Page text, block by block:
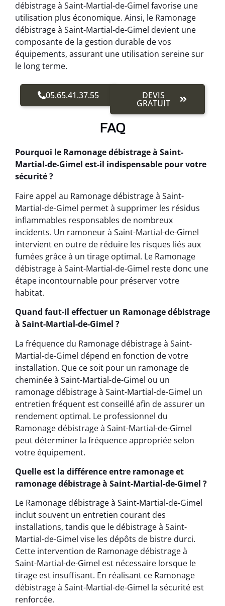
débistrage à Saint-Martial-de-Gimel favorise une
utilisation plus économique. Ainsi, le Ramonage
débistrage à Saint-Martial-de-Gimel devient une
composante de la gestion durable de vos
équipements, assurant une utilisation sereine sur
le long terme.
05.65.41.37.55 DEVIS
GRATUIT
FAQ
Pourquoi le Ramonage débistrage à Saint-
Martial-de-Gimel est-il indispensable pour votre
sécurité ?
Faire appel au Ramonage débistrage à Saint-
Martial-de-Gimel permet à supprimer les résidus
inflammables responsables de nombreux
incidents. Un ramoneur à Saint-Martial-de-Gimel
intervient en outre de réduire les risques liés aux
fumées grâce à un tirage optimal. Le Ramonage
débistrage à Saint-Martial-de-Gimel reste donc une
étape incontournable pour préserver votre
habitat.
Quand faut-il effectuer un Ramonage débistrage
à Saint-Martial-de-Gimel ?
La fréquence du Ramonage débistrage à Saint-
Martial-de-Gimel dépend en fonction de votre
installation. Que ce soit pour un ramonage de
cheminée à Saint-Martial-de-Gimel ou un
ramonage débistrage à Saint-Martial-de-Gimel un
entretien fréquent est conseillé afin de assurer un
rendement optimal. Le professionnel du
Ramonage débistrage à Saint-Martial-de-Gimel
peut déterminer la fréquence appropriée selon
votre équipement.
Quelle est la différence entre ramonage et
ramonage débistrage à Saint-Martial-de-Gimel ?
Le Ramonage débistrage à Saint-Martial-de-Gimel
inclut souvent un entretien courant des
installations, tandis que le débistrage à Saint-
Martial-de-Gimel vise les dépôts de bistre durci.
Cette intervention de Ramonage débistrage à
Saint-Martial-de-Gimel est nécessaire lorsque le
tirage est insuffisant. En réalisant ce Ramonage
débistrage à Saint-Martial-de-Gimel la sécurité est
renforcée.